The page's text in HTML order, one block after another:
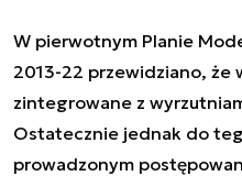
W pierwotnym Planie
2013-22 przewidziano, że
zintegrowane z
Ostatecznie jednak do
prowadzonym